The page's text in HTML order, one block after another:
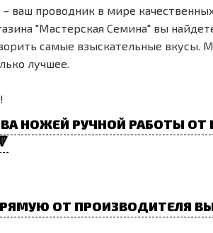
ваш проводник в мире
"Мастерская Семина" вы
самые взыскательные
лучшее.
НОЖЕЙ РУЧНОЙ РАБОТЫ ОТ
ОТ ПРОИЗВОДИТЕЛЯ